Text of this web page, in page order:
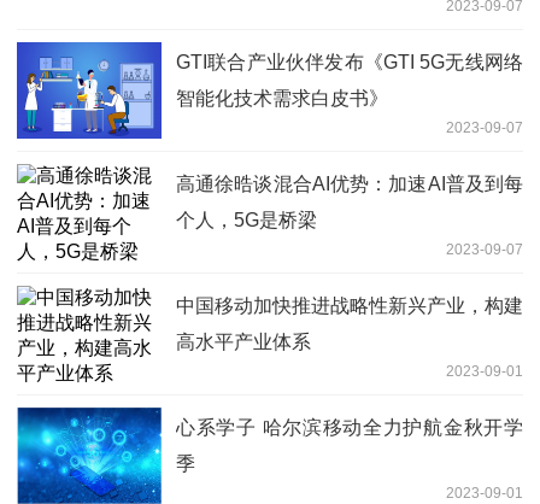
2023-09-07
GTI联合产业伙伴发布《GTI 5G无线网络
智能化技术需求白皮书》
2023-09-07
高通徐晧谈混合AI优势：加速AI普及到每
个人，5G是桥梁
2023-09-07
中国移动加快推进战略性新兴产业，构建
高水平产业体系
2023-09-01
心系学子 哈尔滨移动全力护航金秋开学
季
2023-09-01